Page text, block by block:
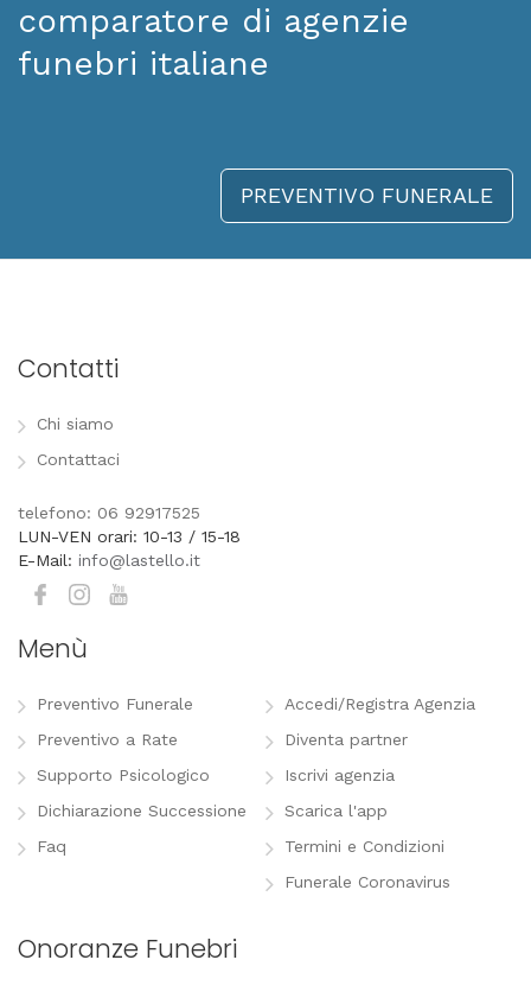
comparatore di agenzie
funebri italiane
PREVENTIVO FUNERALE
Contatti
Chi siamo
Contattaci
telefono: 06 92917525
LUN-VEN orari: 10-13 / 15-18
E-Mail: info@lastello.it
Menù
Preventivo Funerale
Preventivo a Rate
Supporto Psicologico
Dichiarazione Successione
Faq
Accedi/Registra Agenzia
Diventa partner
Iscrivi agenzia
Scarica l'app
Termini e Condizioni
Funerale Coronavirus
Onoranze Funebri